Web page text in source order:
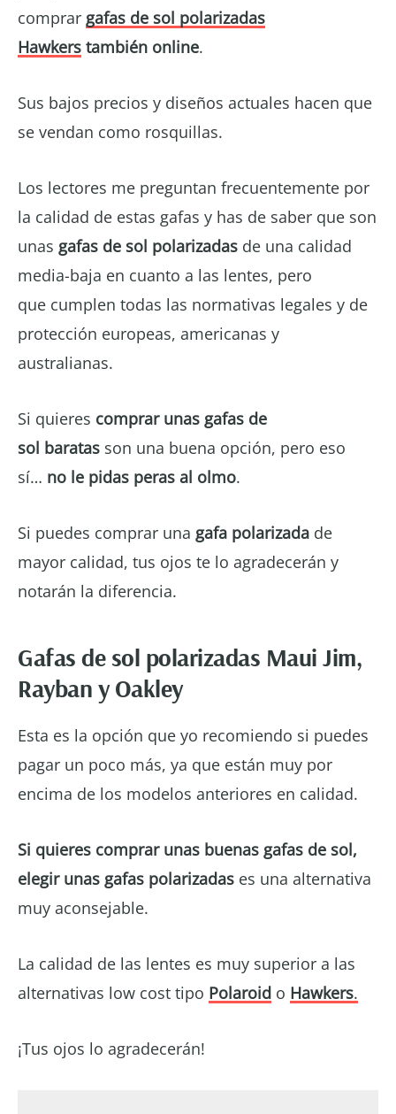
comprar gafas de sol polarizadas
Hawkers también online.
Sus bajos precios y diseños actuales hacen que
se vendan como rosquillas.
Los lectores me preguntan frecuentemente por
la calidad de estas gafas y has de saber que son
unas gafas de sol polarizadas de una calidad
media-baja en cuanto a las lentes, pero
que cumplen todas las normativas legales y de
protección europeas, americanas y
australianas.
Si quieres comprar unas gafas de
sol baratas son una buena opción, pero eso
sí… no le pidas peras al olmo.
Si puedes comprar una gafa polarizada de
mayor calidad, tus ojos te lo agradecerán y
notarán la diferencia.
Gafas de sol polarizadas Maui Jim,
Rayban y Oakley
Esta es la opción que yo recomiendo si puedes
pagar un poco más, ya que están muy por
encima de los modelos anteriores en calidad.
Si quieres comprar unas buenas gafas de sol,
elegir unas gafas polarizadas es una alternativa
muy aconsejable.
La calidad de las lentes es muy superior a las
alternativas low cost tipo Polaroid o Hawkers.
¡Tus ojos lo agradecerán!